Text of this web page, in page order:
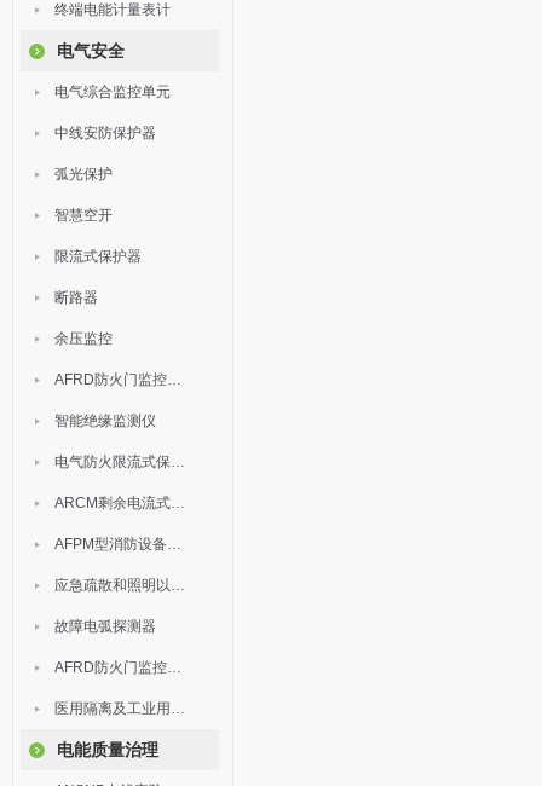
终端电能计量表计
电气安全
电气综合监控单元
中线安防保护器
弧光保护
智慧空开
限流式保护器
断路器
余压监控
AFRD防火门监控模块
智能绝缘监测仪
电气防火限流式保护器
ARCM剩余电流式电气火灾监控装置
AFPM型消防设备电源监控系统
应急疏散和照明以及灯具
故障电弧探测器
AFRD防火门监控系统
医用隔离及工业用电绝缘检测
电能质量治理